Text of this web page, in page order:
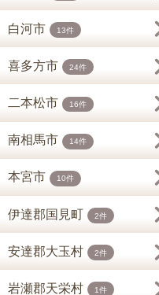
白河市 13件
喜多方市 24件
二本松市 16件
南相馬市 14件
本宮市 10件
伊達郡国見町 2件
安達郡大玉村 2件
岩瀬郡天栄村 1件